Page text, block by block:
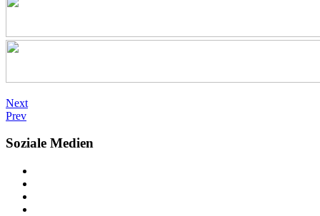
Next
Prev
Soziale Medien